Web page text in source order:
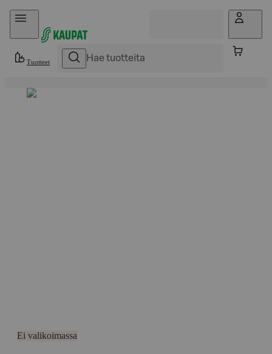
Hyppää sisältöön
Tuotteet
Ei valikoimassa